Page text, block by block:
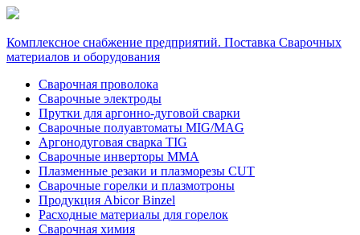
Комплексное снабжение предприятий. Поставка Сварочных
материалов и оборудования
Сварочная проволока
Сварочные электроды
Прутки для аргонно-дуговой сварки
Сварочные полуавтоматы MIG/MAG
Аргонодуговая сварка TIG
Сварочные инверторы MMA
Плазменные резаки и плазморезы CUT
Сварочные горелки и плазмотроны
Продукция Abicor Binzel
Расходные материалы для горелок
Сварочная химия